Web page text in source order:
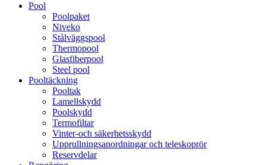
Pool
Poolpaket
Niveko
Stålväggspool
Thermopool
Glasfiberpool
Steel pool
Pooltäckning
Pooltak
Lamellskydd
Poolskydd
Termofiltar
Vinter-och säkerhetsskydd
Upprullningsanordningar och teleskoprör
Reservdelar